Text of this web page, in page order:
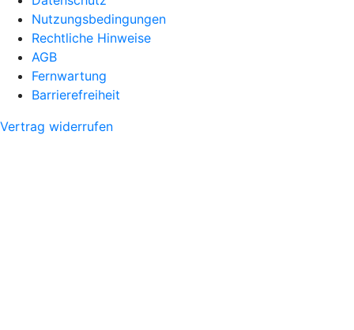
Nutzungsbedingungen
Rechtliche Hinweise
AGB
Fernwartung
Barrierefreiheit
Vertrag widerrufen